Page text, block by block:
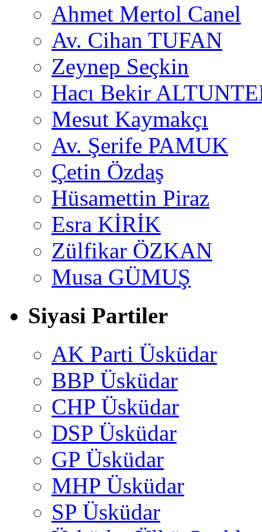
Ahmet Mertol Canel
Av. Cihan TUFAN
Zeynep Seçkin
Hacı Bekir
Mesut Kaymakçı
Av. Şerife PAMUK
Çetin Özdaş
Hüsamettin Piraz
Esra KİRİK
Zülfikar ÖZKAN
Musa GÜMUŞ
Siyasi Partiler
AK Parti Üsküdar
BBP Üsküdar
CHP Üsküdar
DSP Üsküdar
GP Üsküdar
MHP Üsküdar
SP Üsküdar